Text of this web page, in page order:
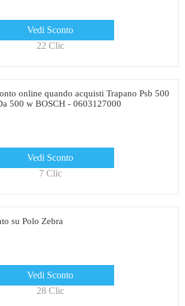
Vedi Sconto
22 Clic
online quando acquisti Trapano Psb 500
500 w BOSCH - 0603127000
Vedi Sconto
7 Clic
su Polo Zebra
Vedi Sconto
28 Clic